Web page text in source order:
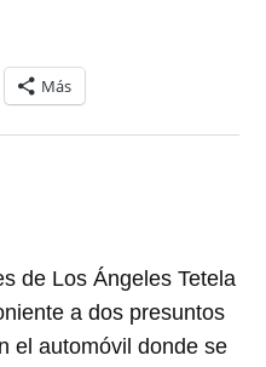
Más
de Los Ángeles Tetela
a dos presuntos
el automóvil donde se